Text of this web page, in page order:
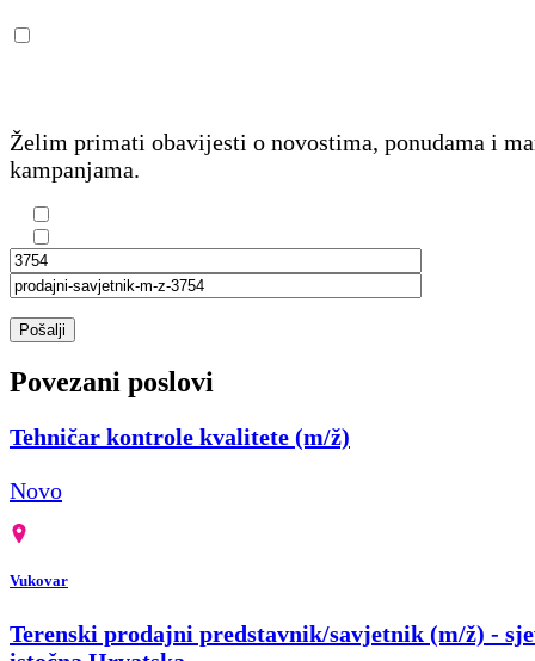
Želim primati obavijesti o novostima, ponudama i
kampanjama.
Pošalji
Povezani poslovi
Tehničar kontrole kvalitete (m/ž)
Novo
Vukovar
Terenski prodajni predstavnik/savjetnik (m/ž) -